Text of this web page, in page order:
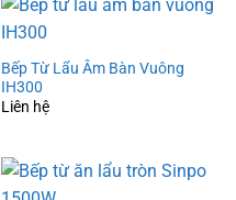
Bếp Từ Lẩu Âm Bàn Vuông
IH300
Liên hệ